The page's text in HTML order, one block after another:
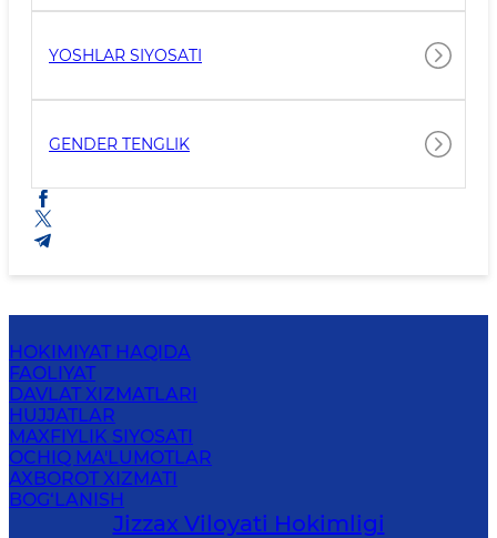
YOSHLAR SIYOSATI
GENDER TENGLIK
HOKIMIYAT HAQIDA
FAOLIYAT
DAVLAT XIZMATLARI
HUJJATLAR
MAXFIYLIK SIYOSATI
OCHIQ MA'LUMOTLAR
AXBOROT XIZMATI
BOG‘LANISH
Jizzах Vilоyati Hоkimligi